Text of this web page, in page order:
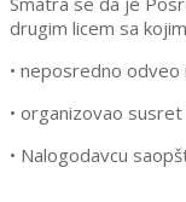
drugim licem sa
• neposredno
• organizovao
• Nalogodavcu